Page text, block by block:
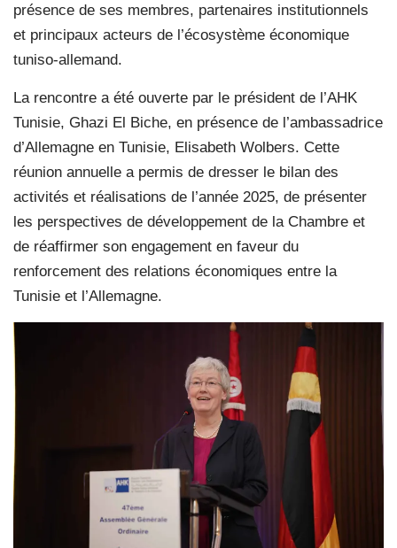
présence de ses membres, partenaires institutionnels
et principaux acteurs de l’écosystème économique
tuniso-allemand.
La rencontre a été ouverte par le président de l’AHK
Tunisie, Ghazi El Biche, en présence de l’ambassadrice
d’Allemagne en Tunisie, Elisabeth Wolbers. Cette
réunion annuelle a permis de dresser le bilan des
activités et réalisations de l’année 2025, de présenter
les perspectives de développement de la Chambre et
de réaffirmer son engagement en faveur du
renforcement des relations économiques entre la
Tunisie et l’Allemagne.